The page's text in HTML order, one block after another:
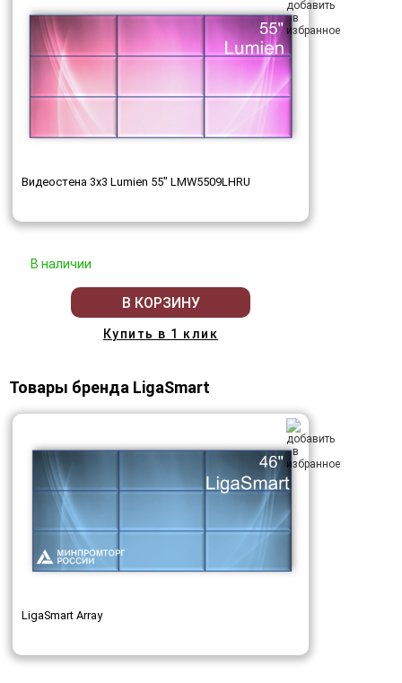
Видеостена 3x3 Lumien 55" LMW5509LHRU
В наличии
В КОРЗИНУ
Купить в 1 клик
Товары бренда LigaSmart
LigaSmart Array